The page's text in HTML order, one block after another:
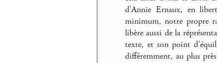
d’Annie Ernaux, en
minimum, notre propre
libère aussi de la
texte, et son point
différemment, au plus